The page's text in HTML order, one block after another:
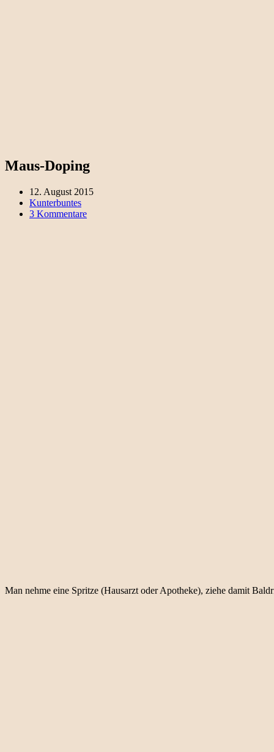
Maus-Doping
12. August 2015
Kunterbuntes
3 Kommentare
Man nehme eine Spritze (Hausarzt oder Apotheke), ziehe damit